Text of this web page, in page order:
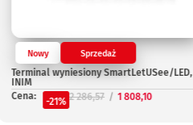
Nowy Sprzedaż
Terminal wyniesiony SmartLetUSee/LED,
INIM
Cena:
-21% 2 286,57 1 808,10